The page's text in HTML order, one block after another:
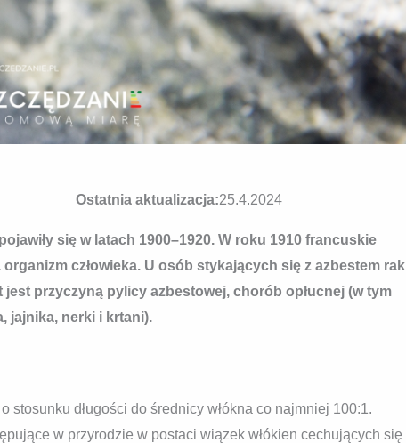
Ostatnia aktualizacja:25.4.2024
się w latach 1900–1920. W roku 1910 francuskie
człowieka. U osób stykających się z azbestem rak
jest przyczyną pylicy azbestowej, chorób opłucnej (w tym
jajnika, nerki i krtani).
długości do średnicy włókna co najmniej 100:1.
w przyrodzie w postaci wiązek włókien cechujących się